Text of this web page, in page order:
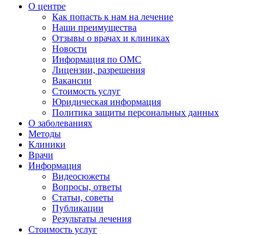
О центре
Как попасть к нам на лечение
Наши преимущества
Отзывы о врачах и клиниках
Новости
Информация по ОМС
Лицензии, разрешения
Вакансии
Стоимость услуг
Юридическая информация
Политика защиты персональных данных
О заболеваниях
Методы
Клиники
Врачи
Информация
Видеосюжеты
Вопросы, ответы
Статьи, советы
Публикации
Результаты лечения
Стоимость услуг